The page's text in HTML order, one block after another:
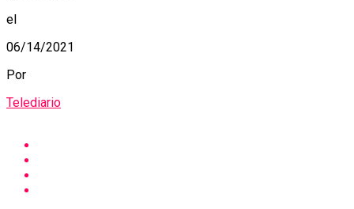
el
06/14/2021
Por
Telediario